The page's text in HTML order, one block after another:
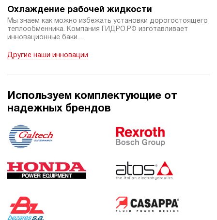
Охлаждение рабочей жидкости
Мы знаем как можно избежать установки дорогостоящего
теплообменника. Компания ГИДРО.РФ изготавливает
инновационные баки ...
Другие наши инновации
Используем комплектующие от
надежных брендов